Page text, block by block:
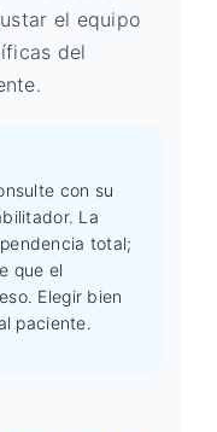
el equipo
del
con su
La
total;
que el
Elegir bien
paciente.